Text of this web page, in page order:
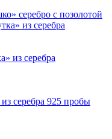
серебро с позолотой
из серебра
серебра 925 пробы